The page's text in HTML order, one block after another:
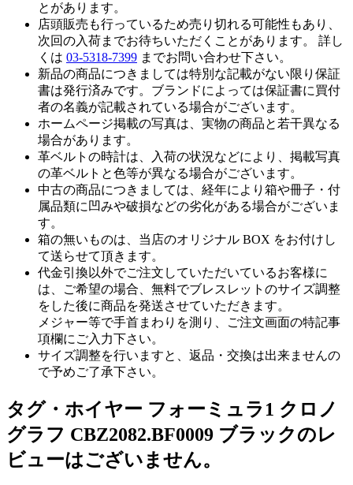
とがあります。
店頭販売も行っているため売り切れる可能性もあり、
次回の入荷までお待ちいただくことがあります。 詳し
くは 03-5318-7399 までお問い合わせ下さい。
新品の商品につきましては特別な記載がない限り保証
書は発行済みです。ブランドによっては保証書に買付
者の名義が記載されている場合がございます。
ホームページ掲載の写真は、実物の商品と若干異なる
場合があります。
革ベルトの時計は、入荷の状況などにより、掲載写真
の革ベルトと色等が異なる場合がございます。
中古の商品につきましては、経年により箱や冊子・付
属品類に凹みや破損などの劣化がある場合がございま
す。
箱の無いものは、当店のオリジナル BOX をお付けし
て送らせて頂きます。
代金引換以外でご注文していただいているお客様に
は、ご希望の場合、無料でブレスレットのサイズ調整
をした後に商品を発送させていただきます。
メジャー等で手首まわりを測り、ご注文画面の特記事
項欄にご入力下さい。
サイズ調整を行いますと、返品・交換は出来ませんの
で予めご了承下さい。
タグ・ホイヤー フォーミュラ1 クロノ
グラフ CBZ2082.BF0009 ブラックのレ
ビューはございません。